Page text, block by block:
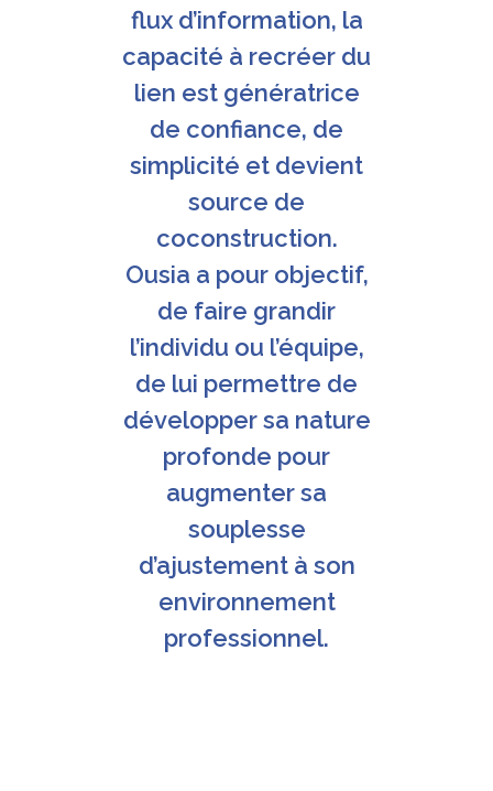
flux d’information, la
capacité à recréer du
lien est génératrice
de confiance, de
simplicité et devient
source de
coconstruction.
Ousia a pour objectif,
de faire grandir
l’individu ou l’équipe,
de lui permettre de
développer sa nature
profonde pour
augmenter sa
souplesse
d’ajustement à son
environnement
professionnel.